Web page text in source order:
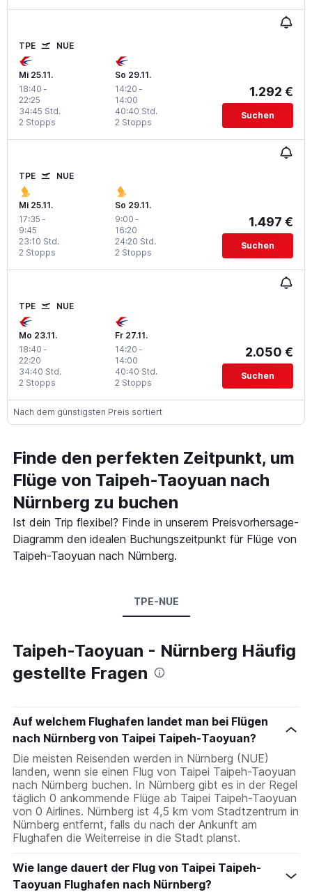
TPE NUE
Mi 25.11.
18:40 -
22:25
2 Stopps
34:45 Std.
So 29.11.
14:20 -
14:00
2 Stopps
40:40 Std.
1.292 €
Suchen
TPE NUE
Mi 25.11.
17:35 -
9:45
2 Stopps
23:10 Std.
So 29.11.
9:00 -
16:20
2 Stopps
24:20 Std.
1.497 €
Suchen
TPE NUE
Mo 23.11.
18:40 -
22:20
2 Stopps
34:40 Std.
Fr 27.11.
14:20 -
14:00
2 Stopps
40:40 Std.
2.050 €
Suchen
Nach dem günstigsten Preis sortiert
Finde den perfekten Zeitpunkt, um
Flüge von Taipeh-Taoyuan nach
Nürnberg zu buchen
Ist dein Trip flexibel? Finde in unserem Preisvorhersage-
Diagramm den idealen Buchungszeitpunkt für Flüge von
Taipeh-Taoyuan nach Nürnberg.
TPE-NUE
Taipeh-Taoyuan - Nürnberg Häufig
gestellte Fragen
Auf welchem Flughafen landet man bei Flügen
nach Nürnberg von Taipei Taipeh-Taoyuan?
Die meisten Reisenden werden in Nürnberg (NUE)
landen, wenn sie einen Flug von Taipei Taipeh-Taoyuan
nach Nürnberg buchen. In Nürnberg gibt es in der Regel
täglich 0 ankommende Flüge ab Taipei Taipeh-Taoyuan
von 0 Airlines. Nürnberg ist 4,5 km vom Stadtzentrum in
Nürnberg entfernt, falls du nach der Ankunft am
Flughafen die Weiterreise in die Stadt planst.
Wie lange dauert der Flug von Taipei Taipeh-
Taoyuan Flughafen nach Nürnberg?